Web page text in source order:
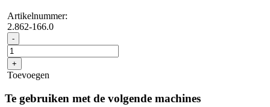
Artikelnummer:
2.862-166.0
- Accessoireset
voor
autoreiniging
DN
35:
bekledingsmondstuk...
+
Toevoegen
Te gebruiken met de volgende machines